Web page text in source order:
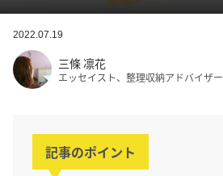
2022.07.19
三條 凛花
エッセイスト、整理収納アドバイザー
記事のポイント